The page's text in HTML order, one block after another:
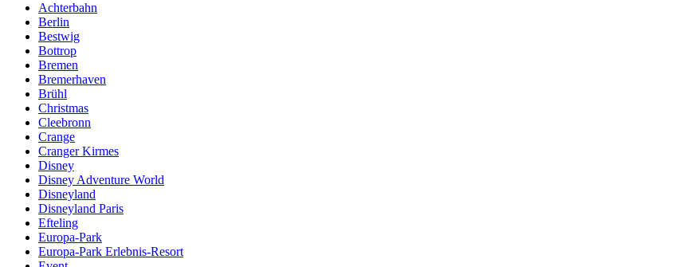
Achterbahn
Berlin
Bestwig
Bottrop
Bremen
Bremerhaven
Brühl
Christmas
Cleebronn
Crange
Cranger Kirmes
Disney
Disney Adventure World
Disneyland
Disneyland Paris
Efteling
Europa-Park
Europa-Park Erlebnis-Resort